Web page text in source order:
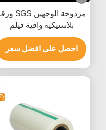
مزدوجة الوجهين SGS ورقة
بلاستيكية واقية فيلم
مكافحة الضباب يموت قطع
ورقة الحيوانات الأليفة
احصل على افضل سعر